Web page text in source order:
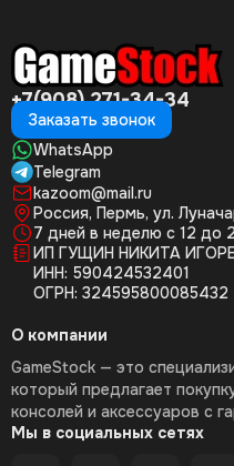
+7(908) 271-34-34
Заказать звонок
WhatsApp
Telegram
kazoom@mail.ru
Россия, Пермь, ул.
7 дней в неделю с 12 до
ИП ГУЩИН НИКИТА
ИНН: 590424532401
ОГРН: 324595800085432
О компании
GameStock — это
который предлагает
консолей и аксессуаров с
Мы в социальных сетях